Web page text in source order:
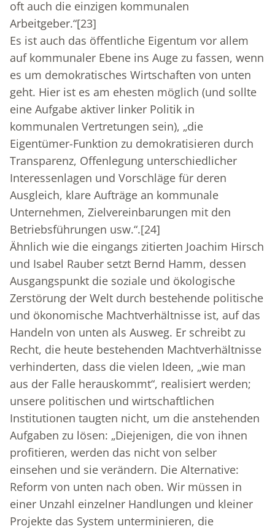
oft auch die einzigen kommunalen
Arbeitgeber.“[23]
Es ist auch das öffentliche Eigentum vor allem
auf kommunaler Ebene ins Auge zu fassen, wenn
es um demokratisches Wirtschaften von unten
geht. Hier ist es am ehesten möglich (und sollte
eine Aufgabe aktiver linker Politik in
kommunalen Vertretungen sein), „die
Eigentümer-Funktion zu demokratisieren durch
Transparenz, Offenlegung unterschiedlicher
Interessenlagen und Vorschläge für deren
Ausgleich, klare Aufträge an kommunale
Unternehmen, Zielvereinbarungen mit den
Betriebsführungen usw.“.[24]
Ähnlich wie die eingangs zitierten Joachim Hirsch
und Isabel Rauber setzt Bernd Hamm, dessen
Ausgangspunkt die soziale und ökologische
Zerstörung der Welt durch bestehende politische
und ökonomische Machtverhältnisse ist, auf das
Handeln von unten als Ausweg. Er schreibt zu
Recht, die heute bestehenden Machtverhältnisse
verhinderten, dass die vielen Ideen, „wie man
aus der Falle herauskommt“, realisiert werden;
unsere politischen und wirtschaftlichen
Institutionen taugten nicht, um die anstehenden
Aufgaben zu lösen: „Diejenigen, die von ihnen
profitieren, werden das nicht von selber
einsehen und sie verändern. Die Alternative:
Reform von unten nach oben. Wir müssen in
einer Unzahl einzelner Handlungen und kleiner
Projekte das System unterminieren, die